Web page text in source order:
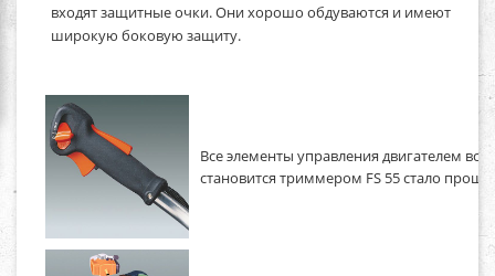
входят защитные очки. Они хорошо обдуваются и имеют
широкую боковую защиту.
Все элементы управления двигателем
становится триммером FS 55 стало проще